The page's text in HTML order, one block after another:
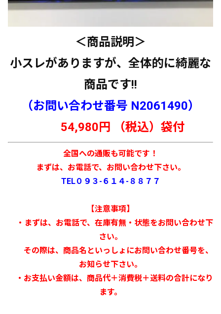
＜商品説明＞
小スレがありますが、全体的に綺麗な
商品です!!
（お問い合わせ番号 N2061490）
54,980円 （税込）袋付
全国への通販も可能です！
まずは、お電話で、お問い合わせ下さい。
TEL０９３-６１４-８８７７
【注意事項】
・まずは、お電話で、在庫有無・状態をお問い合わせ下
さい。
その際は、商品名といっしょにお問い合わせ番号を、
お知らせ下さい。
・お支払い金額は、商品代＋消費税＋送料の合計になり
ます。